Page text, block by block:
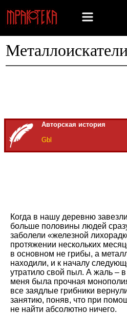
Авторская история
Gbl
Когда в нашу деревню
больше половины людей
заболели «железной
протяжении нескольких
в основном не грибы, а
находили, и к началу
утратило свой пыл. А жаль –
меня была прочная
все заядлые грибники
занятию, поняв, что при
не найти абсолютно ничего.